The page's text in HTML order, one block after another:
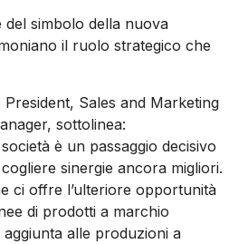
del simbolo della nuova
il ruolo strategico che
Sales and Marketing
sottolinea:
è un passaggio decisivo
sinergie ancora migliori.
ci offre l’ulteriore opportunità
di prodotti a marchio
alle produzioni a